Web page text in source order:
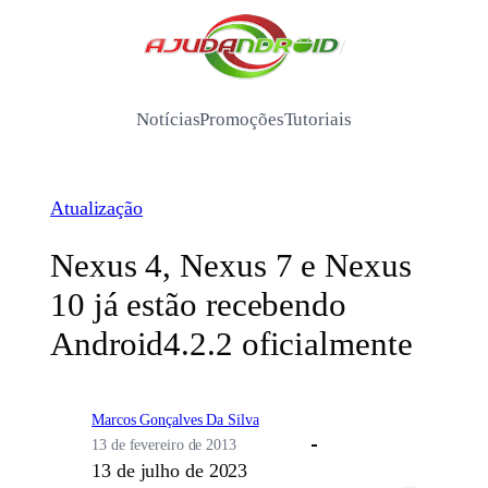
/
NotíciasPromoçõesTutoriais
Atualização
Nexus 4, Nexus 7 e Nexus
10 já estão recebendo
Android4.2.2 oficialmente
Marcos Gonçalves Da Silva
13 de fevereiro de 2013
13 de julho de 2023